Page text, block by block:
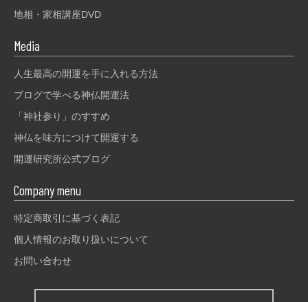
地相・家相講座DVD
Media
人生最高の開運を手に入れる方法
ブログで学べる神仏開運法
「神社参り」のすすめ
神仏を味方につけて開運する
開運研究所公式ブログ
Company menu
特定商取引に基づく表記
個人情報のお取り扱いについて
お問い合わせ